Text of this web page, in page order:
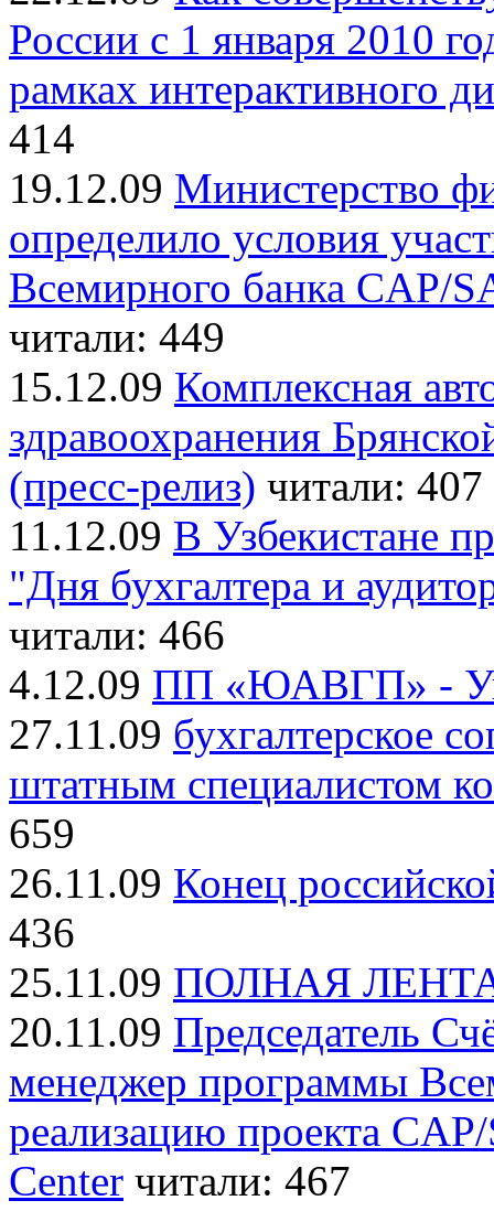
России с 1 января 2010
рамках интерактивного
414
19.12.09 Министерство
определило условия
Всемирного банка CAP/
читали: 449
15.12.09 Комплексная
здравоохранения
(пресс-релиз) читали: 407
11.12.09 В Узбекистане
"Дня бухгалтера и
читали: 466
4.12.09 ПП «ЮАВГП» -
27.11.09 бухгалтерское
штатным специалистом
659
26.11.09 Конец
436
25.11.09 ПОЛНАЯ
20.11.09 Председатель
менеджер программы
реализацию проекта
Center читали: 467